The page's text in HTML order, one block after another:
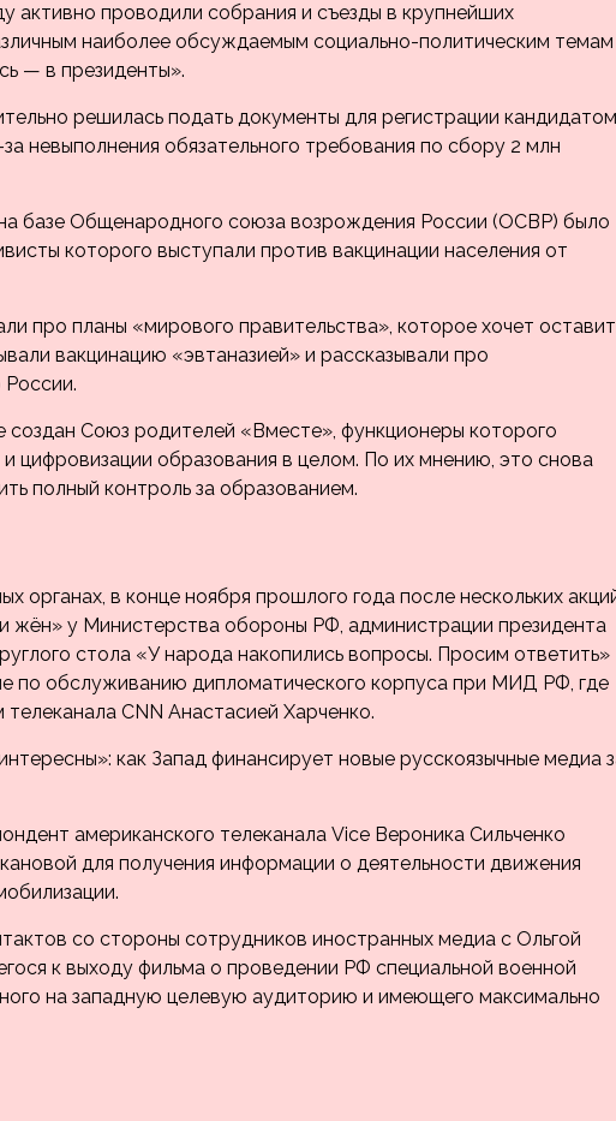
активно проводили собрания и съезды в крупнейших
наиболее обсуждаемым социально-политическим темам
— в президенты».
решилась подать документы для регистрации кандидатом
невыполнения обязательного требования по сбору 2 млн
базе Общенародного союза возрождения России (ОСВР) было
которого выступали против вакцинации населения от
про планы «мирового правительства», которое хочет
вакцинацию «эвтаназией» и рассказывали про
Союз родителей «Вместе», функционеры которого
цифровизации образования в целом. По их мнению, это снова
полный контроль за образованием.
органах, в конце ноября прошлого года после нескольких
жён» у Министерства обороны РФ, администрации президента
стола «У народа накопились вопросы. Просим ответить»
по обслуживанию дипломатического корпуса при МИД РФ, где
CNN Анастасией Харченко.
как Запад финансирует новые русскоязычные медиа
американского телеканала Vice Вероника Сильченко
для получения информации о деятельности движения
со стороны сотрудников иностранных медиа с Ольгой
к выходу фильма о проведении РФ специальной военной
на западную целевую аудиторию и имеющего максимально